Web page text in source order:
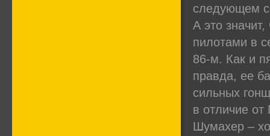
следующем
А это
пилотами в
86-м. Как и
правда, ее
сильных
в отличие
Шумахер –